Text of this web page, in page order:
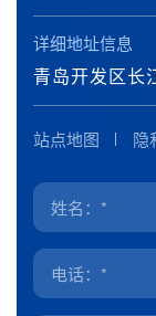
详细地址信息
青岛开发区长
站点地图 隐